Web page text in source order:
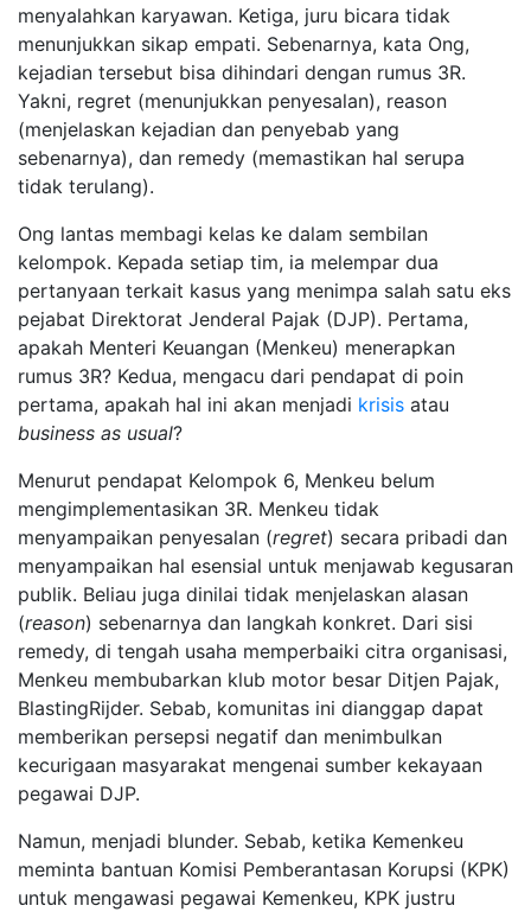
menyalahkan karyawan. Ketiga, juru bicara tidak
menunjukkan sikap empati. Sebenarnya, kata Ong,
kejadian tersebut bisa dihindari dengan rumus 3R.
Yakni, regret (menunjukkan penyesalan), reason
(menjelaskan kejadian dan penyebab yang
sebenarnya), dan remedy (memastikan hal serupa
tidak terulang).
Ong lantas membagi kelas ke dalam sembilan
kelompok. Kepada setiap tim, ia melempar dua
pertanyaan terkait kasus yang menimpa salah satu eks
pejabat Direktorat Jenderal Pajak (DJP). Pertama,
apakah Menteri Keuangan (Menkeu) menerapkan
rumus 3R? Kedua, mengacu dari pendapat di poin
pertama, apakah hal ini akan menjadi krisis atau
business as usual?
Menurut pendapat Kelompok 6, Menkeu belum
mengimplementasikan 3R. Menkeu tidak
menyampaikan penyesalan (regret) secara pribadi dan
menyampaikan hal esensial untuk menjawab kegusaran
publik. Beliau juga dinilai tidak menjelaskan alasan
(reason) sebenarnya dan langkah konkret. Dari sisi
remedy, di tengah usaha memperbaiki citra organisasi,
Menkeu membubarkan klub motor besar Ditjen Pajak,
BlastingRijder. Sebab, komunitas ini dianggap dapat
memberikan persepsi negatif dan menimbulkan
kecurigaan masyarakat mengenai sumber kekayaan
pegawai DJP.
Namun, menjadi blunder. Sebab, ketika Kemenkeu
meminta bantuan Komisi Pemberantasan Korupsi (KPK)
untuk mengawasi pegawai Kemenkeu, KPK justru